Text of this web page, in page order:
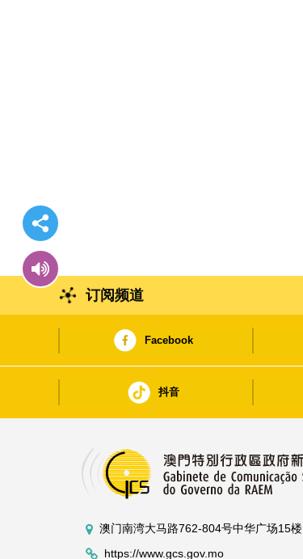
订阅频道
Facebook
抖音
澳门南湾大马路762-804号中华广场15楼
https://www.gcs.gov.mo